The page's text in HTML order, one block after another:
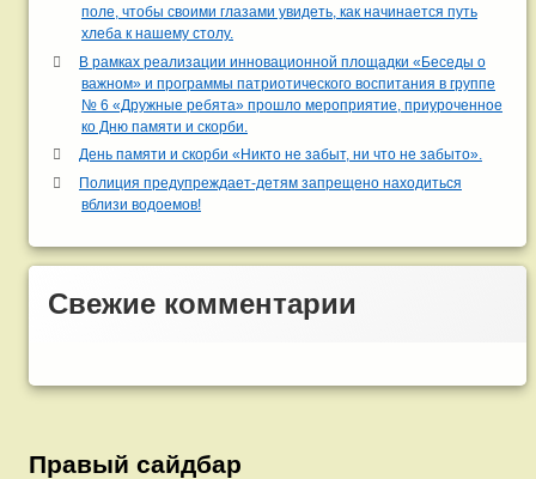
поле, чтобы своими глазами увидеть, как начинается путь
хлеба к нашему столу.
В рамках реализации инновационной площадки «Беседы о
важном» и программы патриотического воспитания в группе
№ 6 «Дружные ребята» прошло мероприятие, приуроченное
ко Дню памяти и скорби.
День памяти и скорби «Никто не забыт, ни что не забыто».
Полиция предупреждает-детям запрещено находиться
вблизи водоемов!
Свежие комментарии
Правый сайдбар